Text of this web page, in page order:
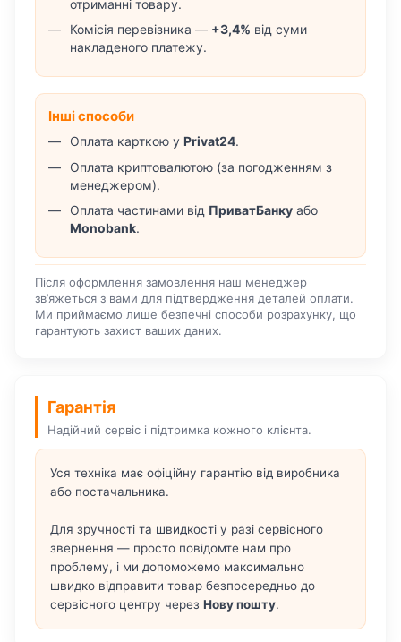
отриманні товару.
Комісія перевізника — +3,4% від суми
накладеного платежу.
Інші способи
Оплата карткою у Privat24.
Оплата криптовалютою (за погодженням з
менеджером).
Оплата частинами від ПриватБанку або
Monobank.
Після оформлення замовлення наш менеджер
зв’яжеться з вами для підтвердження деталей оплати.
Ми приймаємо лише безпечні способи розрахунку, що
гарантують захист ваших даних.
Гарантія
Надійний сервіс і підтримка кожного клієнта.
Уся техніка має офіційну гарантію від виробника
або постачальника.
Для зручності та швидкості у разі сервісного
звернення — просто повідомте нам про
проблему, і ми допоможемо максимально
швидко відправити товар безпосередньо до
сервісного центру через Нову пошту.